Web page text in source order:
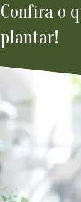
Confira o
plantar!